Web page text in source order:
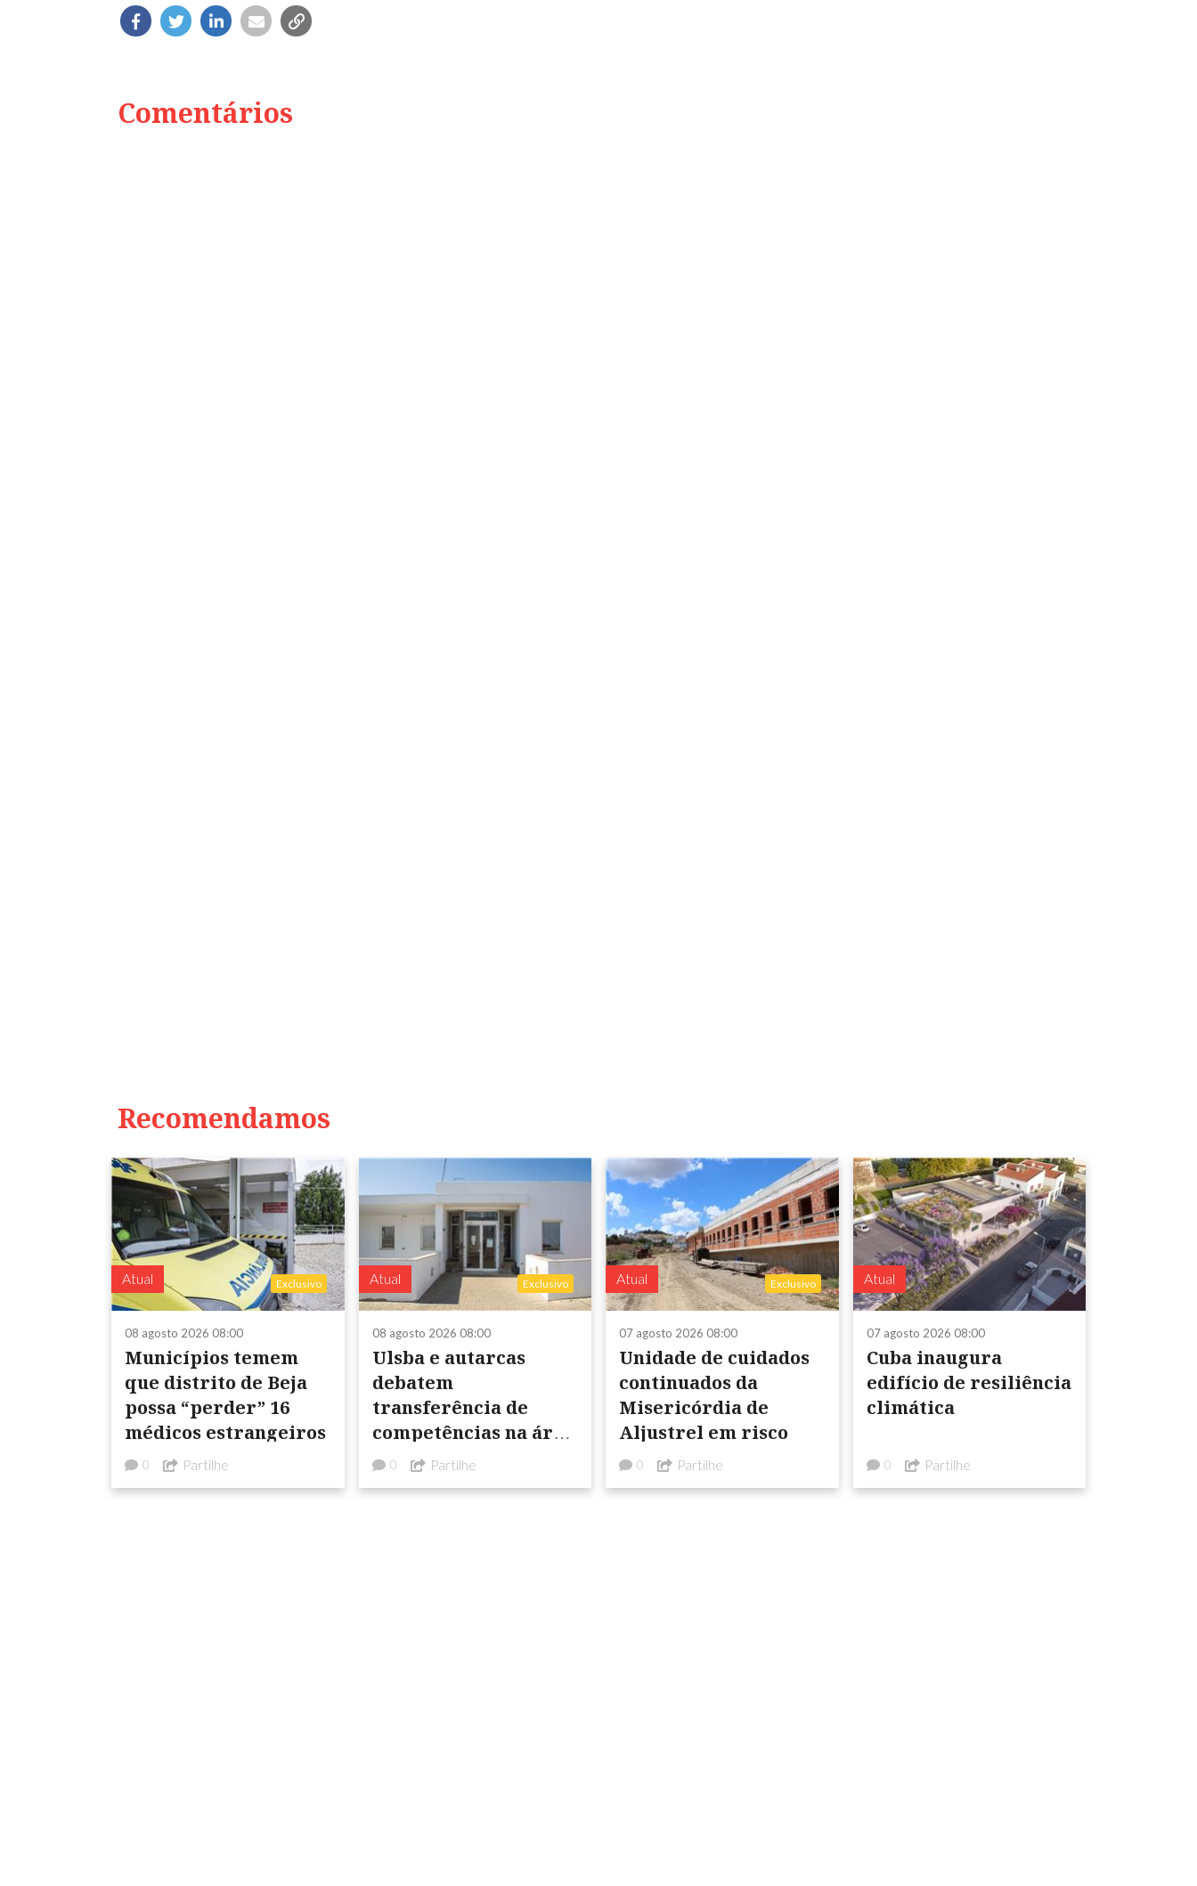
Comentários
Recomendamos
Atual Exclusivo
08 agosto 2026 08:00
Municípios temem
que distrito de Beja
possa “perder” 16
médicos estrangeiros
0 Partilhe
Atual Exclusivo
08 agosto 2026 08:00
Ulsba e autarcas
debatem
transferência de
competências na área
da Saúde
0 Partilhe
Atual Exclusivo
07 agosto 2026 08:00
Unidade de cuidados
continuados da
Misericórdia de
Aljustrel em risco
0 Partilhe
Atual
07 agosto 2026 08:00
Cuba inaugura
edifício de resiliência
climática
0 Partilhe